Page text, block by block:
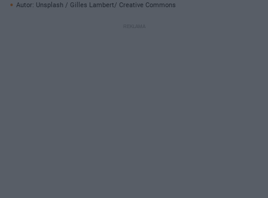
Autor: Unsplash / Gilles Lambert/ Creative Commons